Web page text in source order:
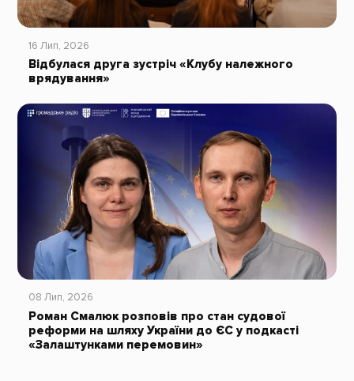
16 Лип, 2026
Відбулася друга зустріч «Клубу належного
врядування»
08 Лип, 2026
Роман Смалюк розповів про стан судової
реформи на шляху України до ЄС у подкасті
«Залаштунками перемовин»